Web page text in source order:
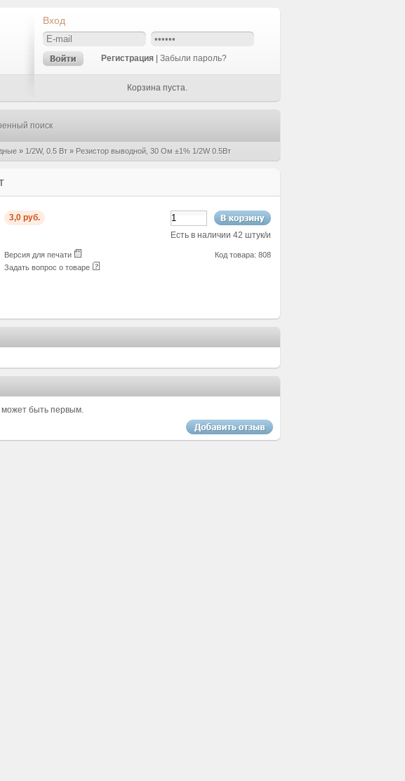
Вход
Регистрация Забыли пароль?
Корзина пуста.
поиск
» 1/2W, 0.5 Вт » Резистор выводной, 30 Ом ±1% 1/2W 0.5Вт
3,0 руб.
Есть в наличии 42 штук/и
Версия для печати
Задать вопрос о товаре
Код товара: 808
быть первым.